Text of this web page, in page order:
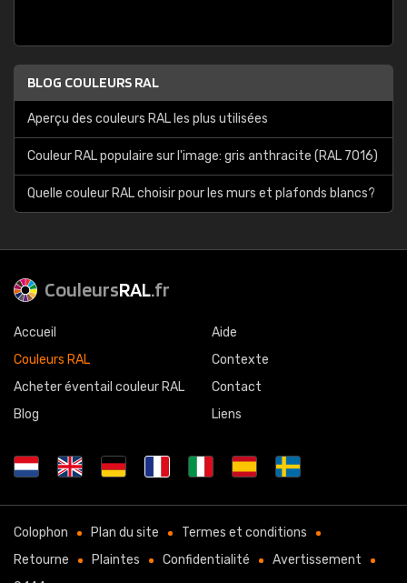
BLOG COULEURS RAL
Aperçu des couleurs RAL les plus utilisées
Couleur RAL populaire sur l'image: gris anthracite (RAL 7016)
Quelle couleur RAL choisir pour les murs et plafonds blancs?
CouleursRAL.fr
Accueil
Couleurs RAL
Acheter éventail couleur RAL
Blog
Aide
Contexte
Contact
Liens
Colophon Plan du site
Termes et conditions
Retourne
Plaintes Confidentialité
Avertissement